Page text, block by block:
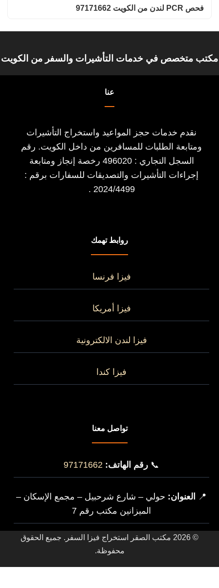
فحص PCR لندن من الكويت 97171662
مكتب متخصص في خدمات التأشيرات والسفر من الكويت
عنا
نقدم خدمات حجز المواعيد واستخراج التأشيرات
ومتابعة الطلبات للمسافرين من داخل الكويت. رقم
السجل التجاري : 496020 رخصة إنجاز ومتابعة
إجراءات التأشيرات والتصديقات للسفارات برقم :
2024/4499 .
روابط تهمك
فيزا فرنسا
فيزا أمريكا
فيزا لندن الالكترونية
فيزا كندا
تواصل معنا
📞 رقم الهاتف: 97171662
📍 العنوان:حولي – شارع شرحبيل – مجمع الإسكان –
الميزانين مكتب رقم 7
© 2026 مكتب الصقر استخراج فيزا السفر. جميع الحقوق
محفوظة.